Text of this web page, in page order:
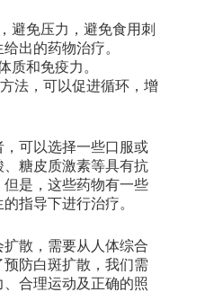
避免压力，避免食用刺
出的药物治疗。
质和免疫力。
法，可以促进循环，增
可以选择一些口服或
糖皮质激素等具有抗
是，这些药物有一些
指导下进行治疗。
散，需要从人体综合
防白斑扩散，我们需
合理运动及正确的照